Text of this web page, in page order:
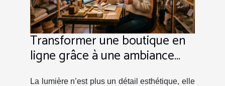
Transformer une boutique en
ligne grâce à une ambiance
La lumière n’est plus un détail esthétique, elle